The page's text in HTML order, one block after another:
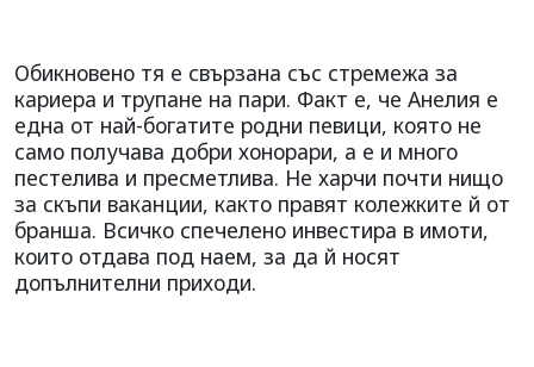
Обикновено тя е свързана със стремежа за
кариера и трупане на пари. Факт е, че Анелия е
една от най-богатите родни певици, която не
само получава добри хонорари, а е и много
пестелива и пресметлива. Не харчи почти нищо
за скъпи ваканции, както правят колежките й от
бранша. Всичко спечелено инвестира в имоти,
които отдава под наем, за да й носят
допълнителни приходи.